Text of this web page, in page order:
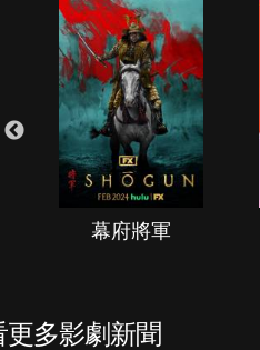
幕府將軍
更多影劇新聞